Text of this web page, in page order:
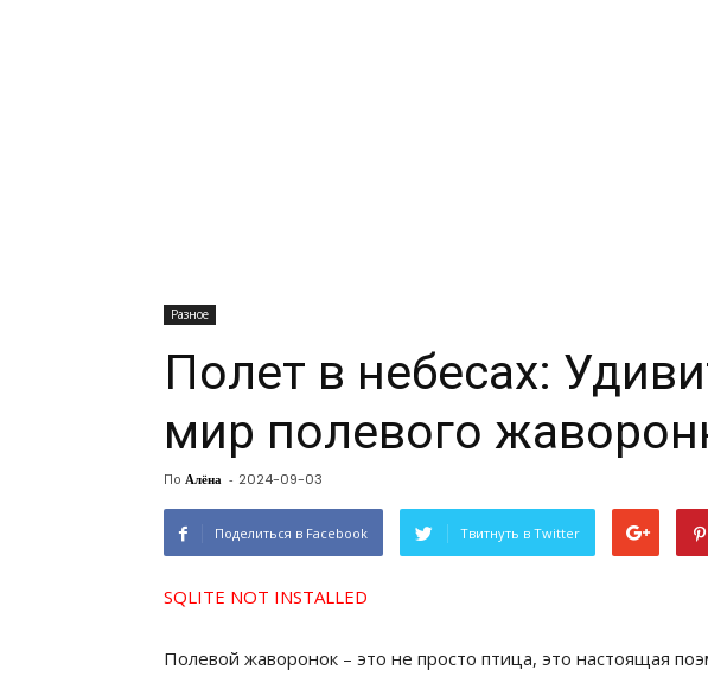
Разное
Полет в небесах:
мир полевого
По Алёна - 2024-09-03
Поделиться в Facebook Твитнуть в Twitter
SQLITE NOT INSTALLED
Полевой жаворонок – это не просто птица, это настоящая